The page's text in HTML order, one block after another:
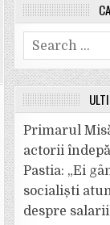
Search
for:
Primarul
actorii
Pastia: „Ei
socialiști
despre